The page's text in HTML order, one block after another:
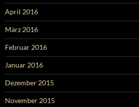
April 2016
März 2016
Februar 2016
Januar 2016
Dezember 2015
November 2015